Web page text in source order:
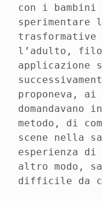
con i
sperimentare
trasformative
l’adulto,
applicazione
proponeva,
domandavano
metodo, di
scene nella
esperienza di
altro modo,
difficile da